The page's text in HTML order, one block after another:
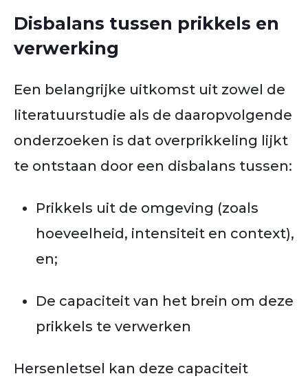
Disbalans tussen prikkels en
verwerking
Een belangrijke uitkomst uit zowel de
literatuurstudie als de daaropvolgende
onderzoeken is dat overprikkeling lijkt
te ontstaan door een disbalans tussen:
Prikkels uit de omgeving (zoals
hoeveelheid, intensiteit en context),
en;
De capaciteit van het brein om deze
prikkels te verwerken
Hersenletsel kan deze capaciteit